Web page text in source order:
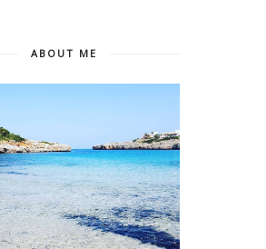
ABOUT ME